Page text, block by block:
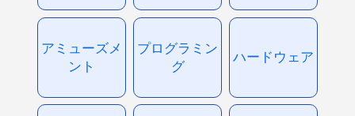
アミューズメ
ント
プログラミン
グ
ハードウェア